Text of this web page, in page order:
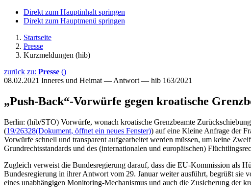
Direkt zum Hauptinhalt springen
Direkt zum Hauptmenü springen
Startseite
Presse
Kurzmeldungen (hib)
zurück zu: Presse ()
08.02.2021 Inneres und Heimat — Antwort — hib 163/2021
„Push-Back“-Vorwürfe gegen kroatische
Berlin: (hib/STO) Vorwürfe, wonach kroatische Grenzbeamte
(19/26328(Dokument, öffnet ein neues Fenster)) auf eine Kleine Anfrage der
Vorwürfe schnell und transparent aufgearbeitet werden müssen, um keine
Grundrechtsstandards und des (internationalen und europäischen)
Zugleich verweist die Bundesregierung darauf, dass die EU-Kommission als
Bundesregierung in ihrer Antwort vom 29. Januar weiter ausführt, begrüßt
eines unabhängigen Monitoring-Mechanismus und auch die Zusicherung der